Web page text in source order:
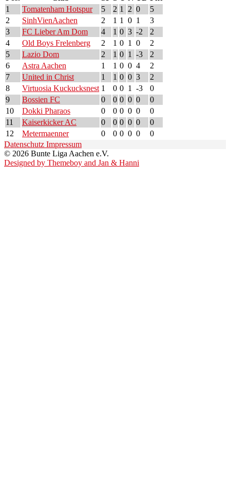
1
Tomatenham Hotspur 5 2 1 2 0
5
2
SinhVienAachen 2 1 1 0 1
3
3
FC Lieber Am Dom 4 1 0 3 -2
2
4
Old Boys Frelenberg 2 1 0 1 0
2
5
Lazio Dom 2 1 0 1 -3
2
6
Astra Aachen 1 1 0 0 4
2
7
United in Christ 1 1 0 0 3
2
8
Virtuosia Kuckucksnest 1 0 0 1 -3
0
9
Bossien FC 0 0 0 0 0
0
10
Dokki Pharaos 0 0 0 0 0
0
11
Kaiserkicker AC 0 0 0 0 0
0
12
Metermaenner 0 0 0 0 0
0
Datenschutz Impressum
© 2026 Bunte Liga Aachen e.V.
Designed by Themeboy and Jan & Hanni